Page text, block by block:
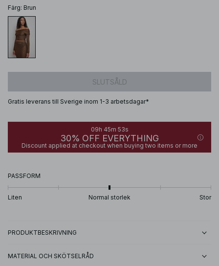
Färg: Brun
SLUTSÅLD
Gratis leverans till Sverige inom 1-3 arbetsdagar*
09h 45m 53s
30% OFF EVERYTHING
Discount applied at checkout when buying two items or more
PASSFORM
Liten Normal storlek Stor
PRODUKTBESKRIVNING
MATERIAL OCH SKÖTSELRÅD